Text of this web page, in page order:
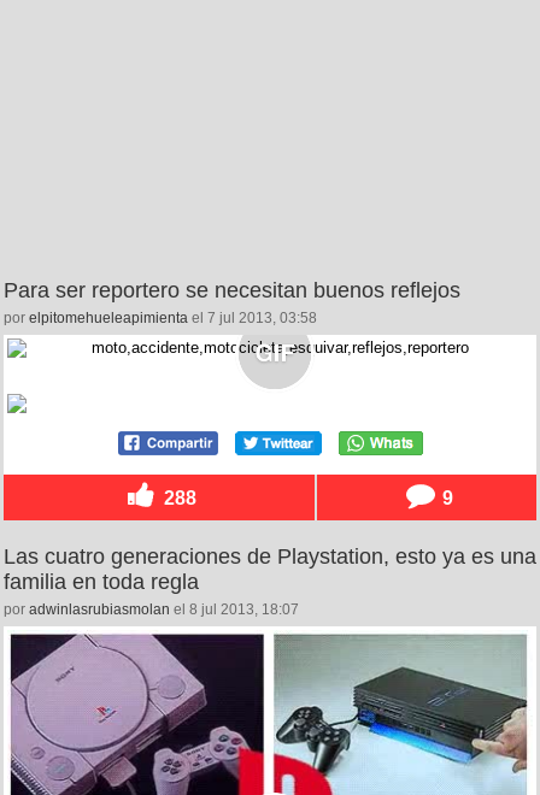
Para ser reportero se necesitan buenos reflejos
por elpitomehueleapimienta el 7 jul 2013, 03:58
288 9
Las cuatro generaciones de Playstation, esto ya es una
familia en toda regla
por adwinlasrubiasmolan el 8 jul 2013, 18:07